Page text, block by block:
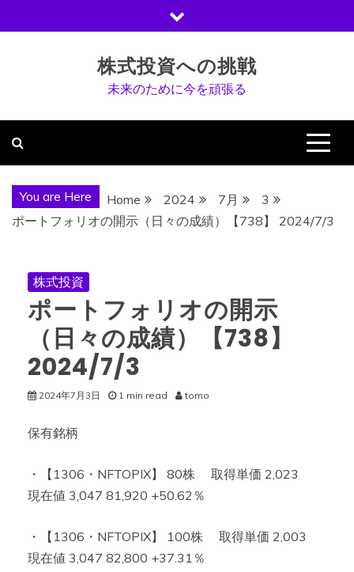
to
株式投資への挑戦
未来のために今を頑張る
You are Here Home 2024 7月
3
ポートフォリオの開示（日々の成績）【738】 2024/7/3
株式投資
ポートフォリオの開示
（日々の成績）【738】
2024/7/3
2024年7月3日 1 min read tomo
保有銘柄
・【1306・NFTOPIX】 80株 取得単価 2,023
現在値 3,047 81,920 +50.62％
・【1306・NFTOPIX】 100株 取得単価 2,003
現在値 3,047 82,800 +37.31％